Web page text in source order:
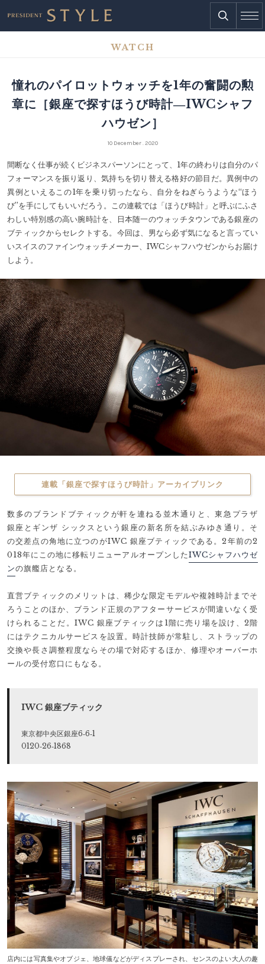
WATCH
憧れのパイロットウォッチを1年の奮闘の勲
章に［銀座で探すほうび時計―IWCシャフ
ハウゼン］
10 December . 2020
間断なく仕事が続くビジネスパーソンにとって、1年の終わりは自分のパ
フォーマンスを振り返り、気持ちを切り替える格好の節目だ。異例中の
異例といえるこの1年を乗り切ったなら、自分をねぎらうような“ほう
び”を手にしてもいいだろう。この連載では「ほうび時計」と呼ぶにふさ
わしい特別感の高い腕時計を、日本随一のウォッチタウンである銀座の
ブティックからセレクトする。今回は、男なら必ず気になると言ってい
いスイスのファインウォッチメーカー、IWCシャフハウゼンからお届け
しよう。
連載「銀座で探すほうび時計」アーカイブリンク
数多のブランドブティックが軒を連ねる並木通りと、東急プラザ
銀座とギンザ シックスという銀座の新名所を結ぶみゆき通り。そ
の交差点の角地に立つのがIWC 銀座ブティックである。2年前の2
018年にこの地に移転リニューアルオープンしたIWCシャフハウゼ
ンの旗艦店となる。
直営ブティックのメリットは、稀少な限定モデルや複雑時計までそ
ろうことのほか、ブランド正規のアフターサービスが間違いなく受
けられることだ。IWC 銀座ブティックは1階に売り場を設け、2階
にはテクニカルサービスを設置。時計技師が常駐し、ストラップの
交換や長さ調整程度ならその場で対応するほか、修理やオーバーホ
ールの受付窓口にもなる。
IWC 銀座ブティック
東京都中央区銀座6‐6‐1
0120‐26‐1868
店内には写真集やオブジェ、地球儀などがディスプレーされ、センスのよい大人の趣